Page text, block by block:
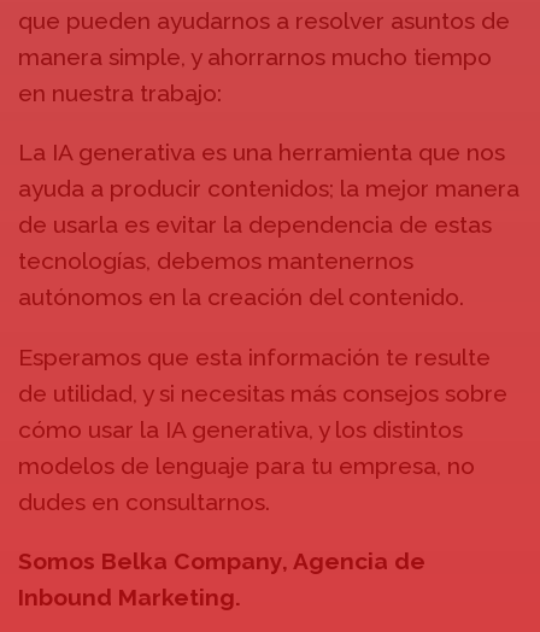
que pueden ayudarnos a resolver asuntos de
manera simple, y ahorrarnos mucho tiempo
en nuestra trabajo:
La IA generativa es una herramienta que nos
ayuda a producir contenidos; la mejor manera
de usarla es evitar la dependencia de estas
tecnologías, debemos mantenernos
autónomos en la creación del contenido.
Esperamos que esta información te resulte
de utilidad, y si necesitas más consejos sobre
cómo usar la IA generativa, y los distintos
modelos de lenguaje para tu empresa, no
dudes en consultarnos.
Somos Belka Company, Agencia de
Inbound Marketing.